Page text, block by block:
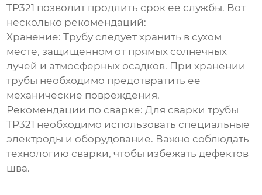
TP321 позволит продлить срок ее службы. Вот
несколько рекомендаций:
Хранение: Трубу следует хранить в сухом
месте, защищенном от прямых солнечных
лучей и атмосферных осадков. При хранении
трубы необходимо предотвратить ее
механические повреждения.
Рекомендации по сварке: Для сваркитрубы
TP321 необходимо использовать специальные
электроды и оборудование. Важно соблюдать
технологию сварки, чтобы избежать дефектов
шва.